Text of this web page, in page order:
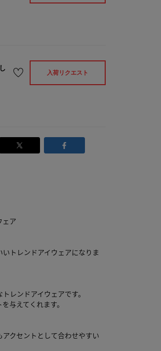
入荷リクエスト
ア
トレンドアイウェアになりま
レンドアイウェアです。
与えてくれます。
クセントとして合わせやすい